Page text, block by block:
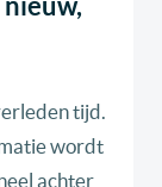
tijd.
wordt
achter